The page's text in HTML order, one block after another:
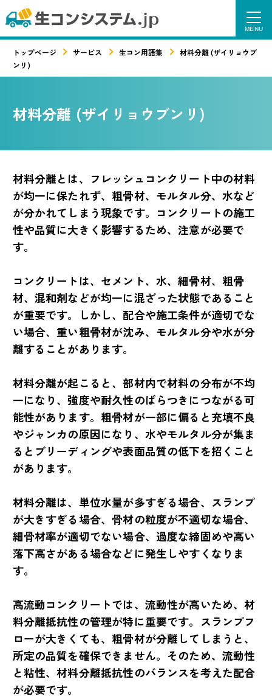
トップページ サービス 生コン用語集
材料分離 (ザイリョウブ
ンリ)
材料分離 (ザイリョウブンリ)
材料分離とは、フレッシュコンクリート中の材料
が均一に保たれず、粗骨材、モルタル分、水など
が分かれてしまう現象です。コンクリートの施工
性や品質に大きく影響するため、注意が必要で
す。
コンクリートは、セメント、水、細骨材、粗骨
材、混和剤などが均一に混ざった状態であること
が重要です。しかし、配合や施工条件が適切でな
い場合、重い粗骨材が沈み、モルタル分や水が分
離することがあります。
材料分離が起こると、部材内で材料の分布が不均
一になり、強度や耐久性のばらつきにつながる可
能性があります。粗骨材が一部に偏ると充填不良
やジャンカの原因になり、水やモルタル分が集ま
るとブリーディングや表面品質の低下を招くこと
があります。
材料分離は、単位水量が多すぎる場合、スランプ
が大きすぎる場合、骨材の粒度が不適切な場合、
細骨材率が適切でない場合、過度な締固めや高い
落下高さがある場合などに発生しやすくなりま
す。
高流動コンクリートでは、流動性が高いため、材
料分離抵抗性の管理が特に重要です。スランプフ
ローが大きくても、粗骨材が分離してしまうと、
所定の品質を確保できません。そのため、流動性
と粘性、材料分離抵抗性のバランスを考えた配合
が必要です。